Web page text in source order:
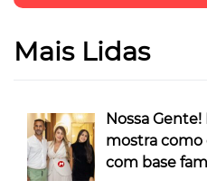
Mais Lidas
Nossa
mostra como
com base